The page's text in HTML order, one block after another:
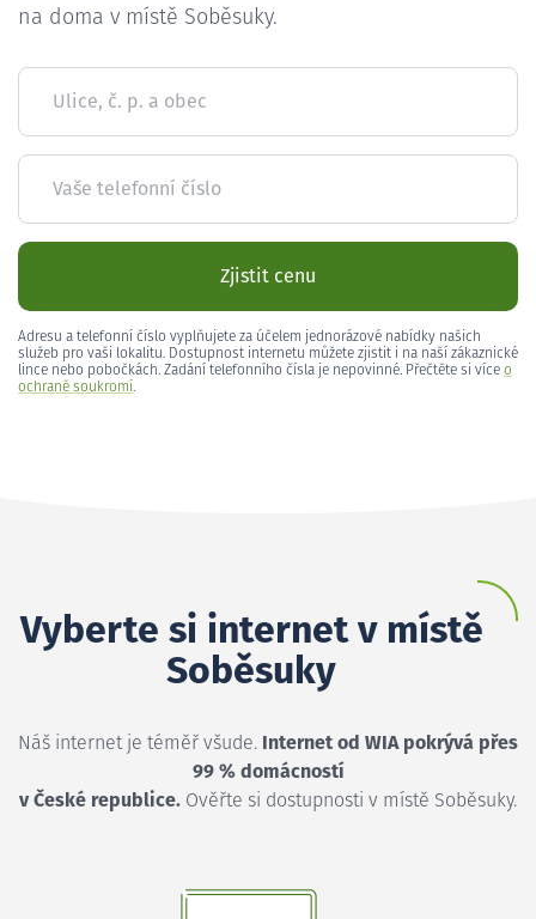
na doma v místě Soběsuky.
Ulice, č. p. a obec
Vaše telefonní číslo
Zjistit cenu
Adresu a telefonní číslo vyplňujete za účelem jednorázové nabídky našich
služeb pro vaši lokalitu. Dostupnost internetu můžete zjistit i na naší zákaznické
lince nebo pobočkách. Zadání telefonního čísla je nepovinné. Přečtěte si více o
ochraně soukromí.
Vyberte si internet v místě
Soběsuky
Náš internet je téměř všude. Internet od WIA pokrývá přes
99 % domácností
v České republice. Ověřte si dostupnosti v místě Soběsuky.